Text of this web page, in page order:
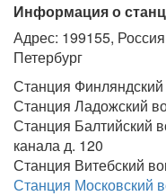
Информация о
Адрес: 199155,
Петербург
Станция
Станция Ладожский
Станция Балтийский
канала д. 120
Станция Витебский
Станция Московский